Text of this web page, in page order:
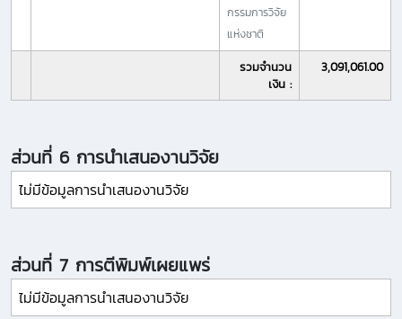
กรรมการวิจัย
แห่งชาติ
รวมจำนวน
เงิน :
3,091,061.00
ส่วนที่ 6 การนำเสนองานวิจัย
ไม่มีข้อมูลการนำเสนองานวิจัย
ส่วนที่ 7 การตีพิมพ์เผยแพร่
ไม่มีข้อมูลการนำเสนองานวิจัย